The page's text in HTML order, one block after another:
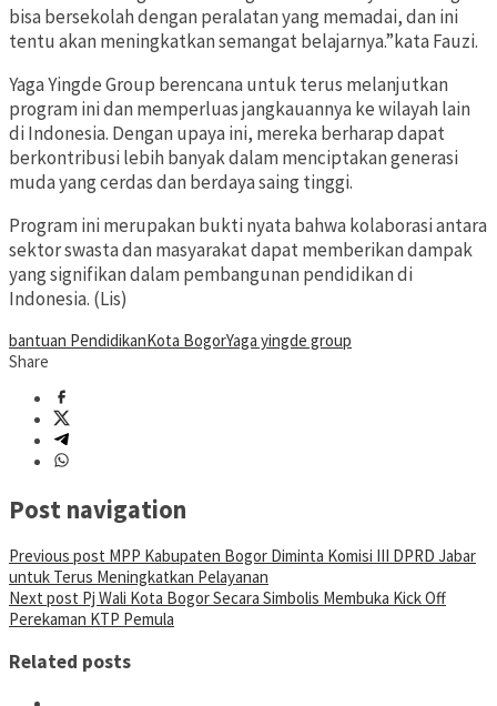
bisa bersekolah dengan peralatan yang memadai, dan ini
tentu akan meningkatkan semangat belajarnya.”kata Fauzi.
Yaga Yingde Group berencana untuk terus melanjutkan
program ini dan memperluas jangkauannya ke wilayah lain
di Indonesia. Dengan upaya ini, mereka berharap dapat
berkontribusi lebih banyak dalam menciptakan generasi
muda yang cerdas dan berdaya saing tinggi.
Program ini merupakan bukti nyata bahwa kolaborasi antara
sektor swasta dan masyarakat dapat memberikan dampak
yang signifikan dalam pembangunan pendidikan di
Indonesia. (Lis)
bantuan PendidikanKota BogorYaga yingde group
Share
Post navigation
Previous post MPP Kabupaten Bogor Diminta Komisi III DPRD Jabar
untuk Terus Meningkatkan Pelayanan
Next post Pj Wali Kota Bogor Secara Simbolis Membuka Kick Off
Perekaman KTP Pemula
Related posts